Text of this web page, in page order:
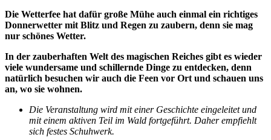
Die Wetterfee hat dafür große Mühe auch einmal ein richtiges
Donnerwetter mit Blitz und Regen zu zaubern, denn sie mag
nur schönes Wetter.
In der zauberhaften Welt des magischen Reiches gibt es wieder
viele wundersame und schillernde Dinge zu entdecken, denn
natürlich besuchen wir auch die Feen vor Ort und schauen uns
an, wo sie wohnen.
Die Veranstaltung wird mit einer Geschichte eingeleitet und
mit einem aktiven Teil im Wald fortgeführt. Daher empfiehlt
sich festes Schuhwerk.